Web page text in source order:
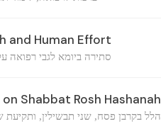
and Human Effort
סתירה ביומא לגבי רפואה
Shabbat Rosh Hashanah
הלל בקרבן פסח, שני תבשילין,